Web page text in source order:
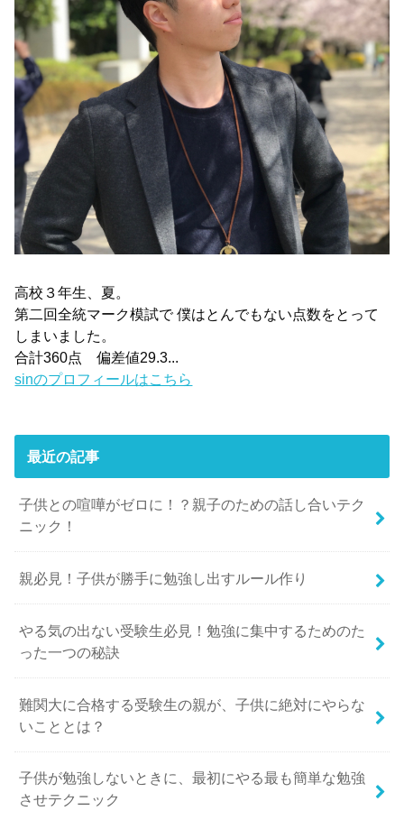
高校３年生、夏。
第二回全統マーク模試で 僕はとんでもない点数をとって
しまいました。
合計360点 偏差値29.3...
sinのプロフィールはこちら
最近の記事
子供との喧嘩がゼロに！？親子のための話し合いテク
ニック！
親必見！子供が勝手に勉強し出すルール作り
やる気の出ない受験生必見！勉強に集中するためのた
った一つの秘訣
難関大に合格する受験生の親が、子供に絶対にやらな
いこととは？
子供が勉強しないときに、最初にやる最も簡単な勉強
させテクニック